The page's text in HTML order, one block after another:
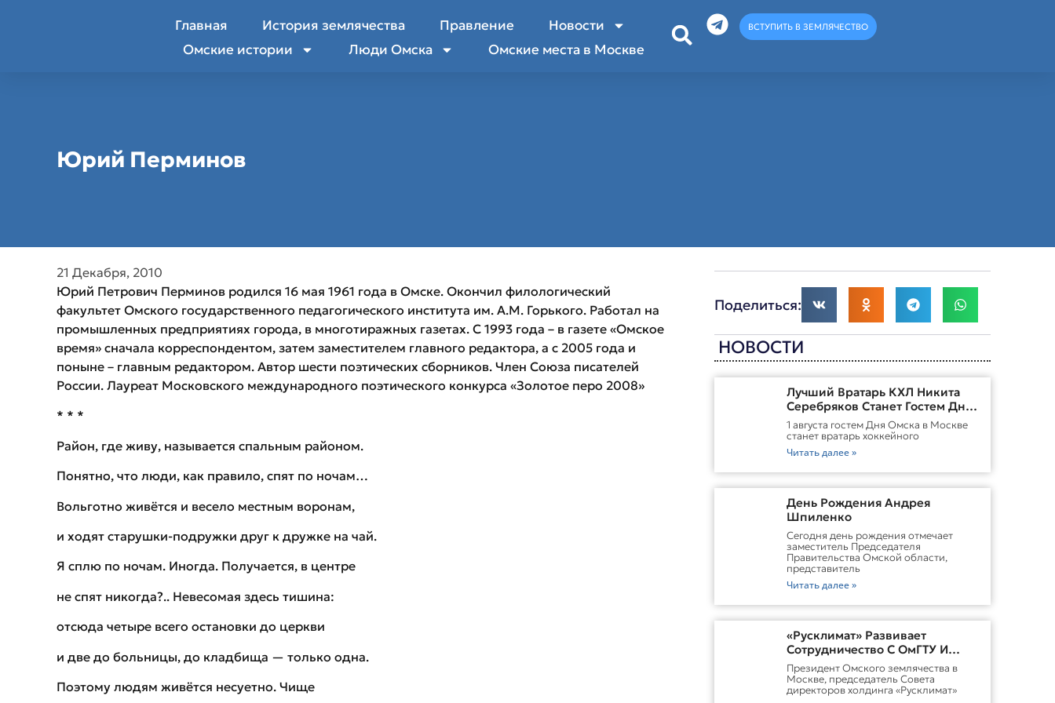
Главная История землячества Правление
Новости
Омские истории
Люди Омска Омские места в Москве
ВСТУПИТЬ В ЗЕМЛЯЧЕСТВО
Юрий Перминов
21 Декабря, 2010
Юрий Петрович Перминов родился 16 мая 1961 года в Омске. Окончил филологический
факультет Омского государственного педагогического института им. А.М. Горького. Работал на
промышленных предприятиях города, в многотиражных газетах. С 1993 года – в газете «Омское
время» сначала корреспондентом, затем заместителем главного редактора, а с 2005 года и
поныне – главным редактором. Автор шести поэтических сборников. Член Союза писателей
России. Лауреат Московского международного поэтического конкурса «Золотое перо 2008»
* * *
Район, где живу, называется спальным районом.
Понятно, что люди, как правило, спят по ночам…
Вольготно живётся и весело местным воронам,
и ходят старушки-подружки друг к дружке на чай.
Я сплю по ночам. Иногда. Получается, в центре
не спят никогда?.. Невесомая здесь тишина:
отсюда четыре всего остановки до церкви
и две до больницы, до кладбища — только одна.
Поэтому людям живётся несуетно. Чище
Поделиться:
НОВОСТИ
Лучший Вратарь КХЛ Никита
Серебряков Станет Гостем Дня
Омска В Москве
1 августа гостем Дня Омска в Москве
станет вратарь хоккейного
Читать далее »
День Рождения Андрея
Шпиленко
Cегодня день рождения отмечает
заместитель Председателя
Правительства Омской области,
представитель
Читать далее »
«Русклимат» Развивает
Сотрудничество С ОмГТУ И
Участвует В Обновлении
Городской Среды Омска
Президент Омского землячества в
Москве, председатель Совета
директоров холдинга «Русклимат»